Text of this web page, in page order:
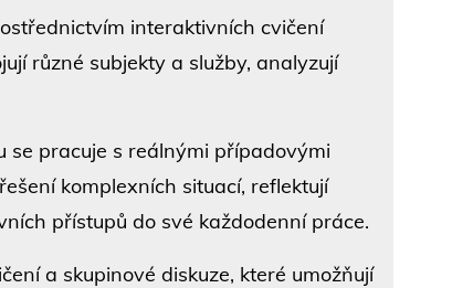
interaktivních cvičení
různé subjekty a služby, analyzují
se pracuje s reálnými případovými
komplexních situací, reflektují
přístupů do své každodenní práce.
a skupinové diskuze, které umožňují